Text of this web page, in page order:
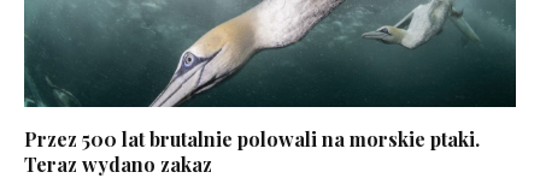
Przez 500 lat brutalnie polowali na morskie ptaki.
Teraz wydano zakaz